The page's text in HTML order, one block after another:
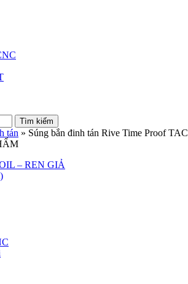
Tìm kiếm
tán » Súng bắn đinh tán Rive Time Proof TAC
– REN GIẢ